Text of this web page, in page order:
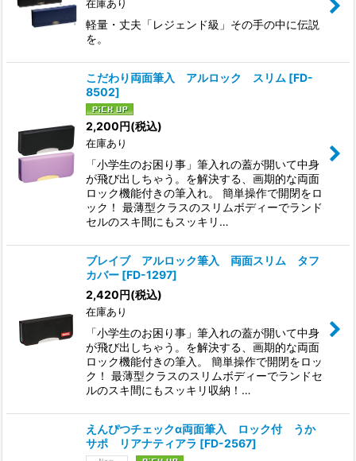
在庫あり
軽量・丈夫「レジェンド級」その手の中に伝説
を。
こだわり両面筆入 アルロック スリム [FD-
8502]
2,200円(税込)
在庫あり
「小学生のお困り事」筆入れの蓋が開いて中身
が飛び出しちゃう。を解決する、画期的な両面
ロック機能付きの筆入れ。 簡単操作で開閉をロ
ック！ 最薄型クラスのスリムボディーでランド
セルのスキ間にもスッキリ…
ブレイブ アルロック筆入 両面スリム タフ
カバー [FD-1297]
2,420円(税込)
在庫あり
「小学生のお困り事」筆入れの蓋が開いて中身
が飛び出しちゃう。を解決する、画期的な両面
ロック機能付きの筆入。 簡単操作で開閉をロッ
ク！ 最薄型クラスのスリムボディーでランドセ
ルのスキ間にもスッキリ収納！…
えんぴつチェックα両面筆入 ロック付 うか
サポ リアナティアラ [FD-2567]